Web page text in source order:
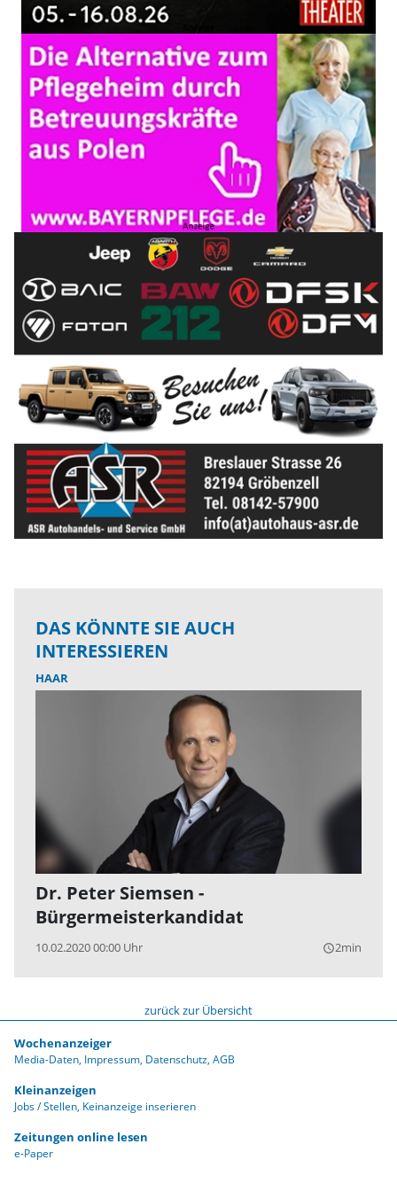
DAS KÖNNTE SIE AUCH
INTERESSIEREN
HAAR
Dr. Peter Siemsen -
Bürgermeisterkandidat
10.02.2020 00:00 Uhr query_builder2min
zurück zur Übersicht
Wochenanzeiger
Media-Daten Impressum Datenschutz AGB
Kleinanzeigen
Jobs / Stellen Keinanzeige inserieren
Zeitungen online lesen
e-Paper